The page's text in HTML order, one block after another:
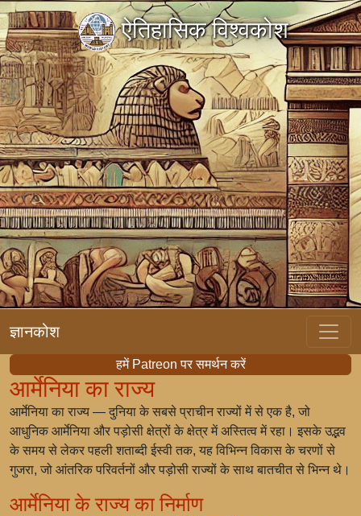
ऐतिहासिक विश्वकोश
ज्ञानकोश
हमें Patreon पर समर्थन करें
आर्मेनिया का राज्य
आर्मेनिया का राज्य — दुनिया के सबसे प्राचीन राज्यों में से एक है, जो
आधुनिक आर्मेनिया और पड़ोसी क्षेत्रों के क्षेत्र में अस्तित्व में रहा। इसके उद्भव
के समय से लेकर पहली शताब्दी ईस्वी तक, यह विभिन्न विकास के चरणों से
गुजरा, जो आंतरिक परिवर्तनों और पड़ोसी राज्यों के साथ बातचीत से भिन्न थे।
आर्मेनिया के राज्य का निर्माण